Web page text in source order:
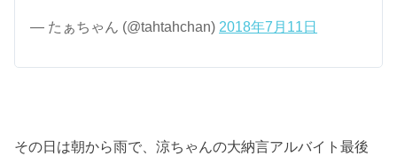
— たぁちゃん (@tahtahchan)2018年7月11日
その日は朝から雨で、涼ちゃんの大納言アルバイト最後